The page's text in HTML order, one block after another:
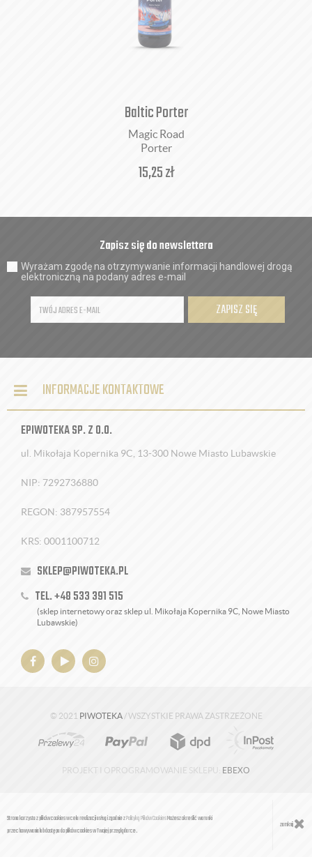
Baltic Porter
Magic Road
Porter
15,25zł
Zapisz się do newslettera
Wyrażam zgodę na otrzymywanie informacji handlowej drogą
elektroniczną na podany adres e-mail
ZAPISZ SIĘ
INFORMACJE KONTAKTOWE
EPIWOTEKA SP. Z O.O.
ul. Mikołaja Kopernika 9C, 13-300 Nowe Miasto Lubawskie
NIP: 7292736880
REGON: 387957554
KRS: 0001100712
SKLEP@PIWOTEKA.PL
TEL. +48 533 391 515
(sklep internetowy oraz sklep ul. Mikołaja Kopernika 9C, Nowe Miasto
Lubawskie)
© 2021 PIWOTEKA/ WSZYSTKIE PRAWA ZASTRZEŻONE
PROJEKT I OPROGRAMOWANIE SKLEPU: EBEXO
Strona korzysta z plików cookies w celu realizacji usług i zgodnie zPolityką Plików CookiesMożesz określić warunki
przechowywania lub dostępu do plików cookies w Twojej przeglądarce.
zamknij